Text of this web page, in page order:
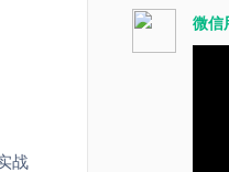
战
微信